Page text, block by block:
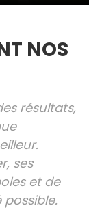
NOS
résultats,
ses
et de